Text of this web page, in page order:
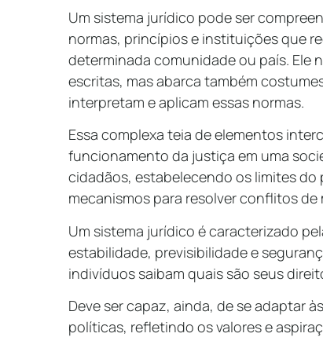
Um sistema jurídico pode ser
normas, princípios e instituições que
determinada comunidade ou país. Ele
escritas, mas abarca também
interpretam e aplicam essas normas.
Essa complexa teia de elementos
funcionamento da justiça em uma
cidadãos, estabelecendo os limites
mecanismos para resolver conflitos de
Um sistema jurídico é caracterizado
estabilidade, previsibilidade e
indivíduos saibam quais são seus
Deve ser capaz, ainda, de se adaptar
políticas, refletindo os valores e